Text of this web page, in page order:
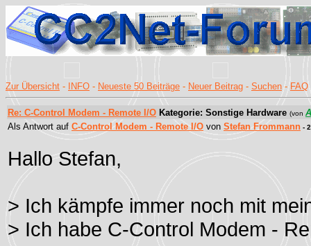
Zur Übersicht - INFO - Neueste 50 Beiträge - Neuer Beitrag - Suchen - FAQ
Re: C-Control Modem - Remote I/O Kategorie: Sonstige Hardware (von
Als Antwort auf C-Control Modem - Remote I/O von Stefan Frommann -
Hallo Stefan,
> Ich kämpfe immer noch mit
> Ich habe C-Control Modem -